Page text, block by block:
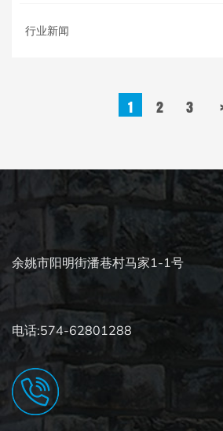
行业新闻
1 2 3
余姚市阳明街潘巷村马家1-1号
电话:574-62801288